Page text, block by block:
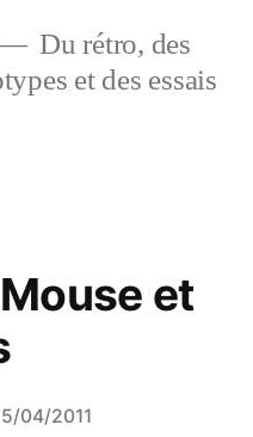
Du rétro, des
et des essais
Mouse et
04/2011